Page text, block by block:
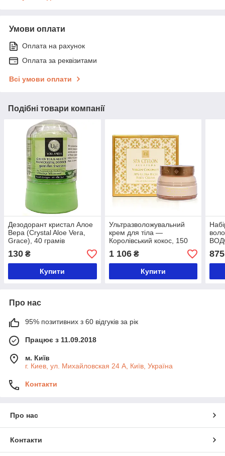
Умови оплати
Оплата на рахунок
Оплата за реквізитами
Всі умови оплати
Подібні товари компанії
Дезодорант кристал Алое
Вера (Crystal Aloe Vera,
Grace), 40 грамів
130 ₴
Купити
Ультразволожувальний
крем для тіла —
Королівський кокос, 150
грам
1 106₴
Купити
875
Про нас
95% позитивних з 60 відгуків за рік
Працює з 11.09.2018
м. Київ
г. Киев, ул. Михайловская 24 А, Київ, Україна
Контакти
Про нас
Контакти